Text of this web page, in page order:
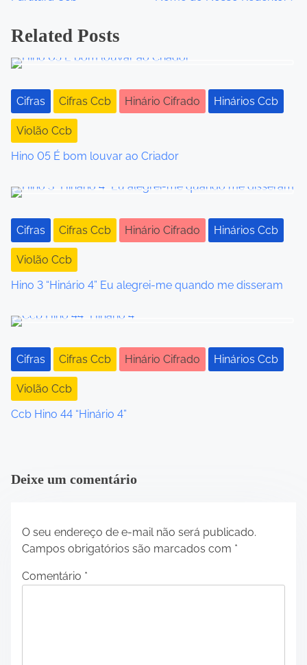
s
t
s
n
a
g
a
t
i
o
n
Related Posts
Cifras Cifras Ccb Hinário Cifrado Hinários Ccb
Violão Ccb
Hino 05 É bom louvar ao Criador
Cifras Cifras Ccb Hinário Cifrado Hinários Ccb
Violão Ccb
Hino 3 “Hinário 4” Eu alegrei-me quando me disseram
Cifras Cifras Ccb Hinário Cifrado Hinários Ccb
Violão Ccb
Ccb Hino 44 “Hinário 4”
Deixe um comentário
O seu endereço de e-mail não será publicado.
Campos obrigatórios são marcados com *
Comentário *